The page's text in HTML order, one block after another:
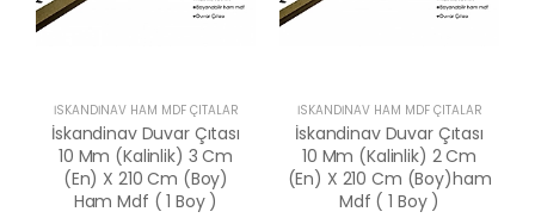
İSKANDİNAV HAM MDF ÇITALAR
İskandinav Duvar Çıtası
10 Mm (Kalinlik) 3 Cm
(En) X 210 Cm (Boy)
Ham Mdf ( 1 Boy )
İSKANDİNAV HAM MDF ÇITALAR
İskandinav Duvar Çıtası
10 Mm (Kalinlik) 2 Cm
(En) X 210 Cm (Boy)ham
Mdf ( 1 Boy )